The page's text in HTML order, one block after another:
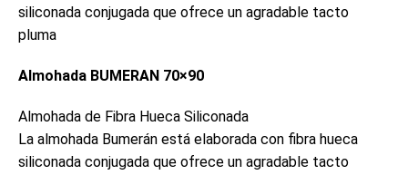
siliconada conjugada que ofrece un agradable tacto
pluma
Almohada BUMERAN 70×90
Almohada de Fibra Hueca Siliconada
La almohada Bumerán está elaborada con fibra hueca
siliconada conjugada que ofrece un agradable tacto